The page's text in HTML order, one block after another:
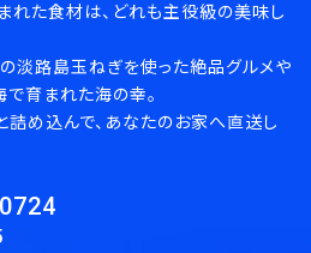
検索する
れた食材は、どれも主役級の美味し
淡路島玉ねぎを使った絶品グルメや
育まれた海の幸。
詰め込んで、あなたのお家へ直送し